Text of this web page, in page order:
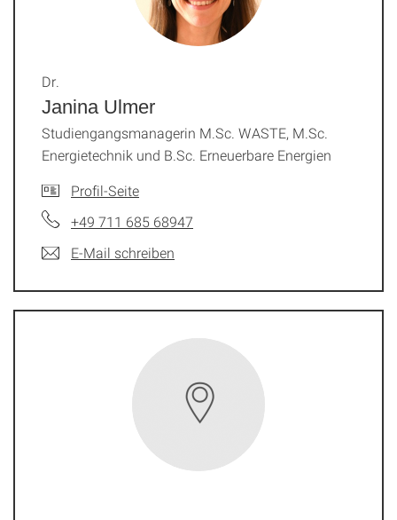
Janina Ulmer
Dr.
Studiengangsmanagerin M.Sc. WASTE, M.Sc.
Energietechnik und B.Sc. Erneuerbare Energien
Profil-Seite
+49 711 685 68947
E-Mail schreiben